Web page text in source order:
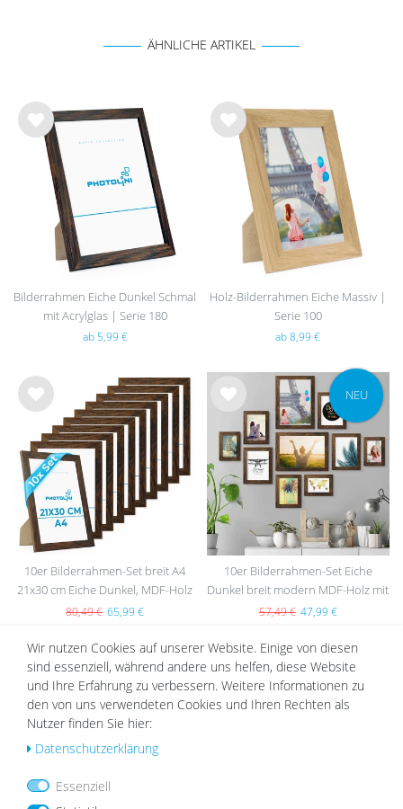
ÄHNLICHE ARTIKEL
Wu
Bilderrahmen Eiche Dunkel Schmal
mit Acrylglas | Serie 180
ab 5,99 €
Wu
Holz-Bilderrahmen Eiche Massiv |
Serie 100
ab 8,99 €
Wu
hlist
e
10er Bilderrahmen-Set breit A4
21x30 cm Eiche Dunkel, MDF-Holz
| Acrylglas
80,49 € 65,99 €
nsc
hlist
e
NEU
10er Bilderrahmen-Set Eiche
Dunkel breit modern MDF-Holz mit
Acrylglas
57,49 € 47,99 €
DAZU PASSEND
Wu
nsc
Wir nutzen Cookies auf unserer Website. Einige von diesen
sind essenziell, während andere uns helfen, diese Website
und Ihre Erfahrung zu verbessern. Weitere Informationen zu
den von uns verwendeten Cookies und Ihren Rechten als
Nutzer finden Sie hier:
Daten­schutz­erklärung
Essenziell